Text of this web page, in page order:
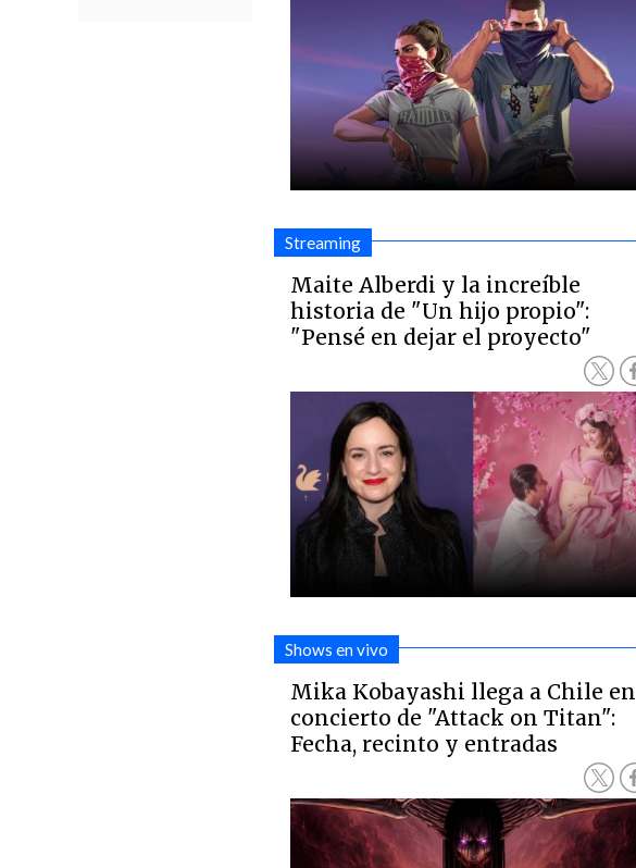
Streaming
Maite Alberdi y la increíble
historia de "Un hijo propio":
"Pensé en dejar el proyecto"
Shows en vivo
Mika Kobayashi llega a Chile en
concierto de "Attack on Titan":
Fecha, recinto y entradas